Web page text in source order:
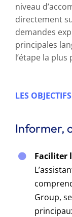
niveau
directement
demandes
principales
l’étape la
LES OBJECTIFS
Informer,
Faciliter
Group,